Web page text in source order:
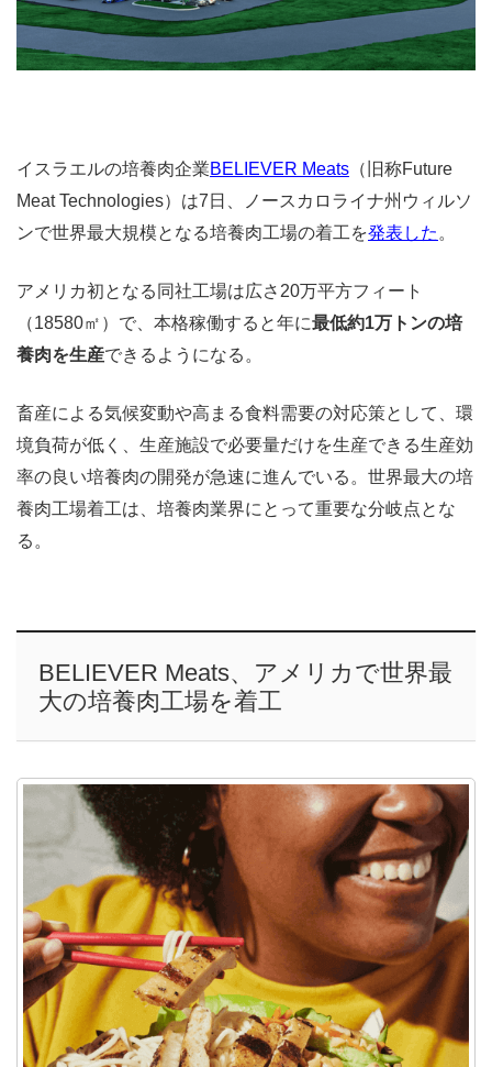
イスラエルの培養肉企業BELIEVER Meats （旧称Future
Meat Technologies）は7日、ノースカロライナ州ウィルソ
ンで世界最大規模となる培養肉工場の着工を発表した 。
アメリカ初となる同社工場は広さ20万平方フィート
（18580㎡）で、本格稼働すると年に最低約1万トンの培
養肉を生産できるようになる。
畜産による気候変動や高まる食料需要の対応策として、環
境負荷が低く、生産施設で必要量だけを生産できる生産効
率の良い培養肉の開発が急速に進んでいる。世界最大の培
養肉工場着工は、培養肉業界にとって重要な分岐点とな
る。
BELIEVER Meats、アメリカで世界最
大の培養肉工場を着工